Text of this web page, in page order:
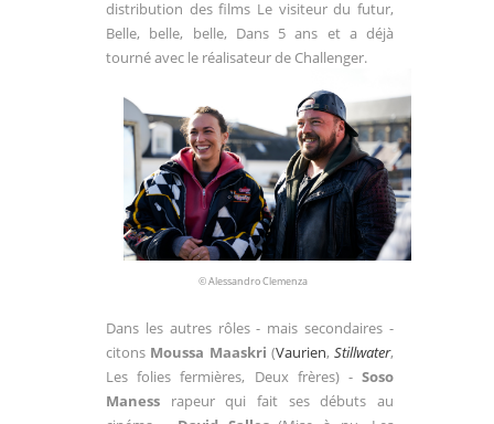
distribution des films Le visiteur du futur,
Belle, belle, belle, Dans 5 ans et a déjà
tourné avec le réalisateur de Challenger.
© Alessandro Clemenza
Dans les autres rôles - mais secondaires -
citons Moussa Maaskri (Vaurien, Stillwater,
Les folies fermières, Deux frères) - Soso
Maness rapeur qui fait ses débuts au